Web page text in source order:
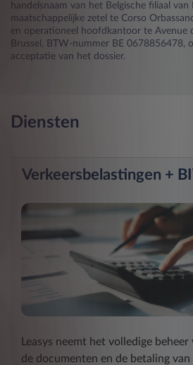
handelsnaam van het Belgische filiaal van
maatschappelijke zetel te Corso
en operationeel hoofdkantoor te Avenue
Brussel, BTW-nummer BE 0678856478,
acceptatie van het dossier.
Diensten
Verkeersbelastingen +
Leasys neemt het volledige
de documenten en de betaling van